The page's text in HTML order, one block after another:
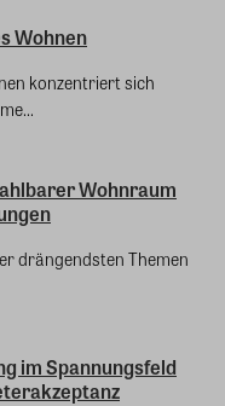
Wohnen
konzentriert sich
Wohnraum
drängendsten Themen
im Spannungsfeld